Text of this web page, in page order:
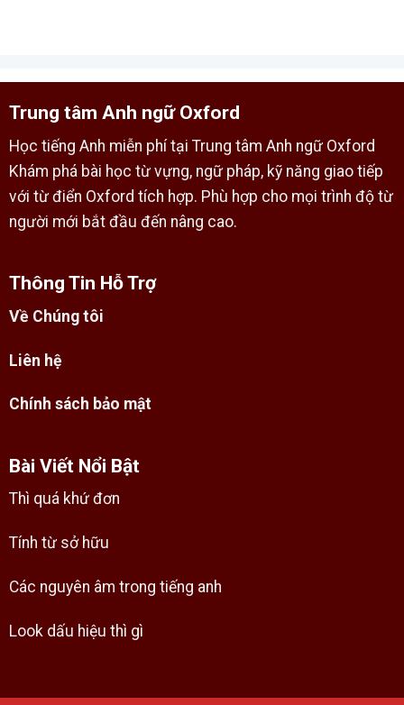
Trung tâm Anh ngữ Oxford
Học tiếng Anh miễn phí tại Trung tâm Anh ngữ Oxford
Khám phá bài học từ vựng, ngữ pháp, kỹ năng giao tiếp
với từ điển Oxford tích hợp. Phù hợp cho mọi trình độ từ
người mới bắt đầu đến nâng cao.
Thông Tin Hỗ Trợ
Về Chúng tôi
Liên hệ
Chính sách bảo mật
Bài Viết Nổi Bật
Thì quá khứ đơn
Tính từ sở hữu
Các nguyên âm trong tiếng anh
Look dấu hiệu thì gì